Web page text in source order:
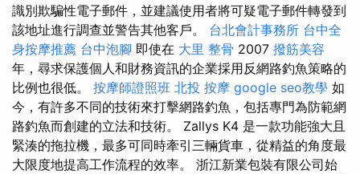
識別欺騙性電子郵件，並建議使用者將可疑電子郵件轉發到
該地址進行調查並警告其他客戶。 台北會計事務所 台中全
身按摩推薦 台中泡腳 即使在 大里 整骨 2007 撥筋美容
年，尋求保護個人和財務資訊的企業採用反網路釣魚策略的
比例也很低。 按摩師證照班 北投 按摩 google seo教學 如
今，有許多不同的技術來打擊網路釣魚，包括專門為防範網
路釣魚而創建的立法和技術。 Zallys K4 是一款功能強大且
緊湊的拖拉機，最多可同時牽引三輛貨車，從精益的角度最
大限度地提高工作流程的效率。 浙江新業包裝有限公司始